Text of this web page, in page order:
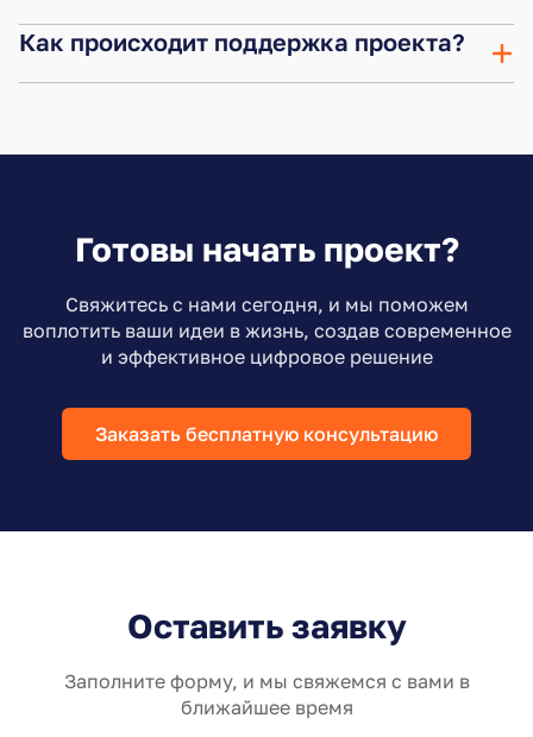
Как происходит поддержка проекта?
Готовы начать проект?
Свяжитесь с нами сегодня, и мы поможем
воплотить ваши идеи в жизнь, создав современное
и эффективное цифровое решение
Заказать бесплатную консультацию
Оставить заявку
Заполните форму, и мы свяжемся с вами в
ближайшее время